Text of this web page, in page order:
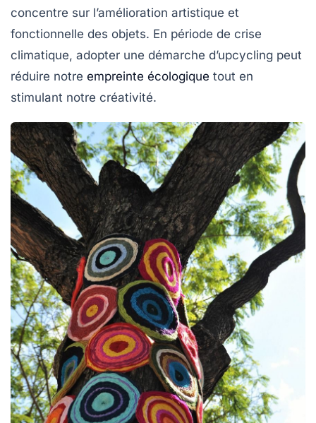
concentre sur l’amélioration artistique et
fonctionnelle des objets. En période de crise
climatique, adopter une démarche d’upcycling peut
réduire notre empreinte écologique tout en
stimulant notre créativité.